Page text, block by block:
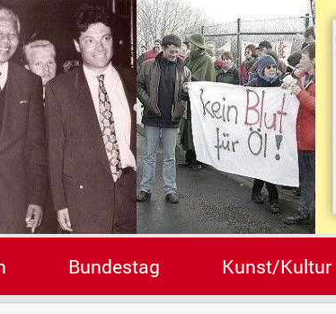
Bundestag Kunst/Kultur